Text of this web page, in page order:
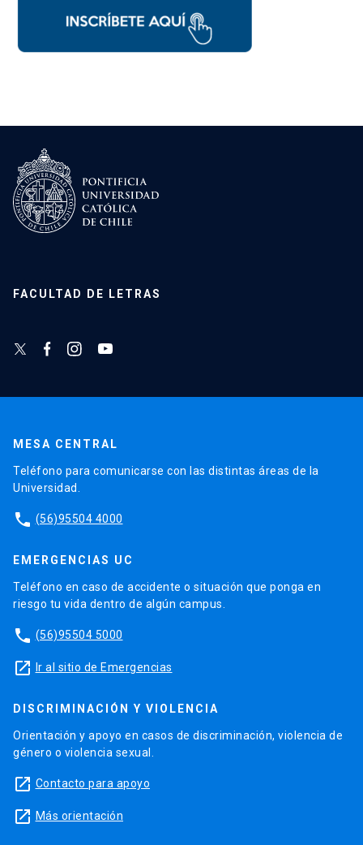
FACULTAD DE LETRAS
MESA CENTRAL
Teléfono para comunicarse con las distintas áreas de la
Universidad.
phone (56)95504 4000
EMERGENCIAS UC
Teléfono en caso de accidente o situación que ponga en
riesgo tu vida dentro de algún campus.
phone (56)95504 5000
launch Ir al sitio de Emergencias
DISCRIMINACIÓN Y VIOLENCIA
Orientación y apoyo en casos de discriminación, violencia de
género o violencia sexual.
launch Contacto para apoyo
launch Más orientación